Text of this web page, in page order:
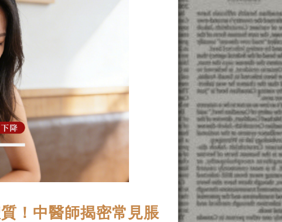
！中醫師揭密常見脹